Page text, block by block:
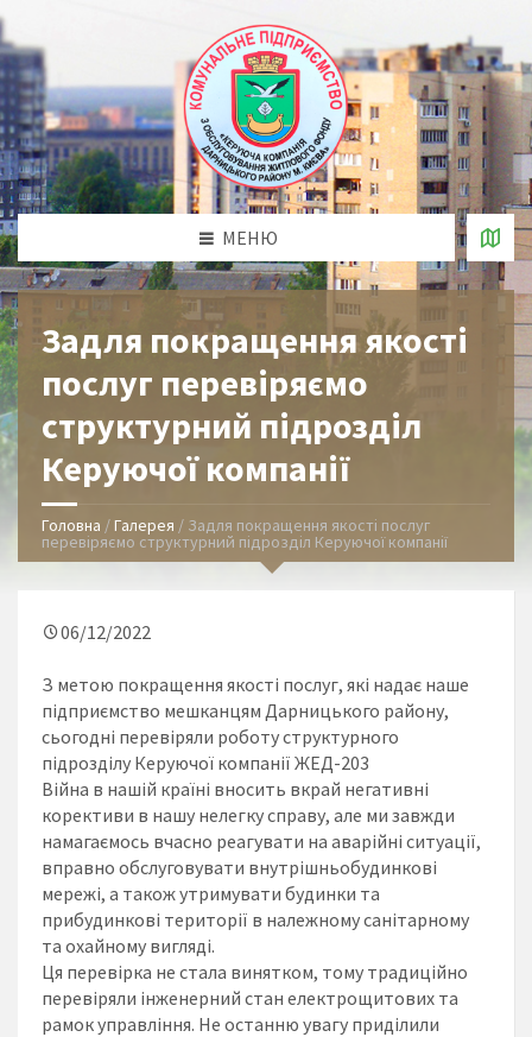
МЕНЮ
Задля покращення якості
послуг перевіряємо
структурний підрозділ
Керуючої компанії
Головна /Галерея / Задля покращення якості послуг
перевіряємо структурний підрозділ Керуючої компанії
06/12/2022
З метою покращення якості послуг, які надає наше
підприємство мешканцям Дарницького району,
сьогодні перевіряли роботу структурного
підрозділу Керуючої компанії ЖЕД-203
Війна в нашій країні вносить вкрай негативні
корективи в нашу нелегку справу, але ми завжди
намагаємось вчасно реагувати на аварійні ситуації,
вправно обслуговувати внутрішньобудинкові
мережі, а також утримувати будинки та
прибудинкові території в належному санітарному
та охайному вигляді.
Ця перевірка не стала винятком, тому традиційно
перевіряли інженерний стан електрощитових та
рамок управління. Не останню увагу приділили